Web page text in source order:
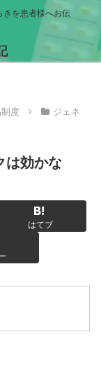
きを患者様へお伝
度
ジェネ
は効かな
はてブ